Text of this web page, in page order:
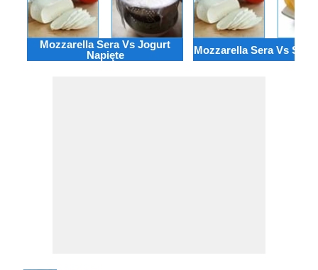
Mozzarella Sera Vs Jogurt
Napięte
Mozzarella Sera Vs Ser